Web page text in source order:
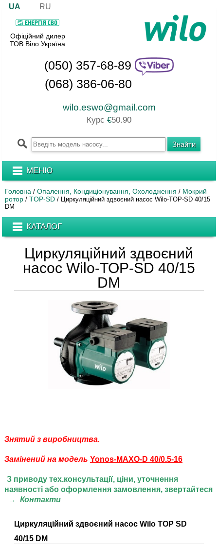
UA RU
Офіційний дилер
ТОВ Віло Україна
(050) 357-68-89
(068) 386-06-80
wilo.eswo@gmail.com
Курс €50.90
МЕНЮ
Головна / Опалення, Кондиціонування, Охолодження / Мокрий
ротор / TOP-SD / Циркуляційний здвоєний насос Wilo-TOP-SD 40/15
DM
КАТАЛОГ
Циркуляційний здвоєний
насос Wilo-TOP-SD 40/15
DM
Знятий з виробництва.
Замінений на модель Yonos-MAXO-D 40/0.5-16
З приводу тех.консультації, ціни, уточнення
наявності або оформлення замовлення, звертайтеся
→
Контакти
Циркуляційний здвоєний насос Wilo TOP SD
40/15 DM